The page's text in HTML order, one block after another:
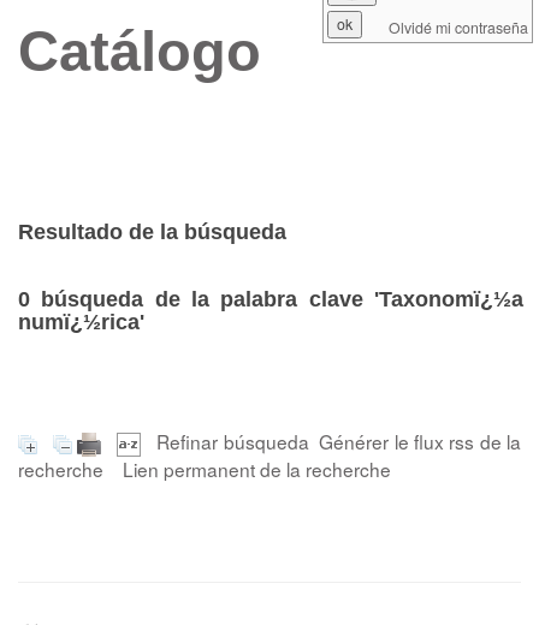
Catálogo
Resultado de la búsqueda
0 búsqueda de la palabra clave 'Taxonomï¿½a
numï¿½rica'
Refinar búsqueda Générer le flux rss de la
recherche
Lien permanent de la recherche
Olvidé mi contraseña